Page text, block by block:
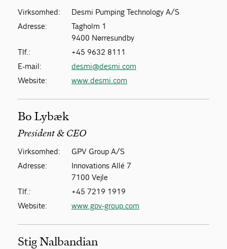
Virksomhed:
Desmi Pumping Technology A/S
Adresse:
Tagholm 1
9400 Nørresundby
Tlf.:
+45 9632 8111
E-mail:
desmi@desmi.com
Website:
www.desmi.com
Bo Lybæk
President & CEO
Virksomhed:
GPV Group A/S
Adresse:
Innovations Allé 7
7100 Vejle
Tlf.:
+45 7219 1919
Website:
www.gpv-group.com
Stig Nalbandian